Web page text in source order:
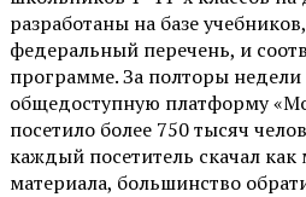
разработаны на базе
федеральный перечень, и
программе. За полторы
общедоступную платформу
посетило более 750 тысяч
каждый посетитель скачал
материала, большинство